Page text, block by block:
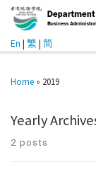
En | 繁 | 简
Home » 2019
Yearly
2 posts